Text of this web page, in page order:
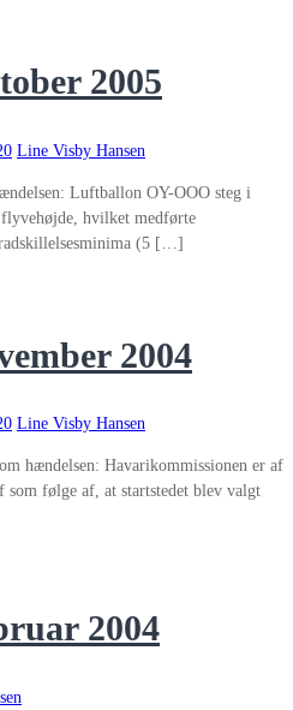
2005
Line Visby Hansen
Luftballon OY-OOO steg i
hvilket medførte
(5 […]
2004
Line Visby Hansen
hændelsen: Havarikommissionen er af
som følge af, at startstedet blev valgt
2004